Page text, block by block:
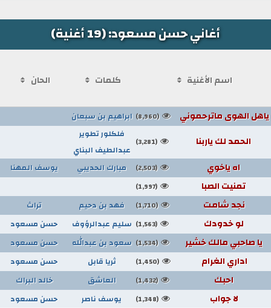
أغاني حسن مسعود: (19 أغنية)
اسم الأغنية كلمات الحان
ياهل الهوى ماترحموني (8,960) ابراهيم بن سبعان
الحمد لك ياربنا (3,281)
فلكلور تطوير
عبدالطيف البناي
اه ياخوي (2,503) مبارك الحديبي يوسف المهنا
تمنيت الصبا (1,997)
نجد شامت (1,710) فهد بن دحيم تراث
لو خدودك (1,563) سليم عبدالرؤوف حسن مسعود
يا صاحبي مالك خشير (1,534) سعود بن عبدالله حسن مسعود
اداري الغرام (1,450) ثريا قابل حسن مسعود
احبك (1,432) العاشق خالد البراك
لا جواب (1,348) يوسف ناصر حسن مسعود